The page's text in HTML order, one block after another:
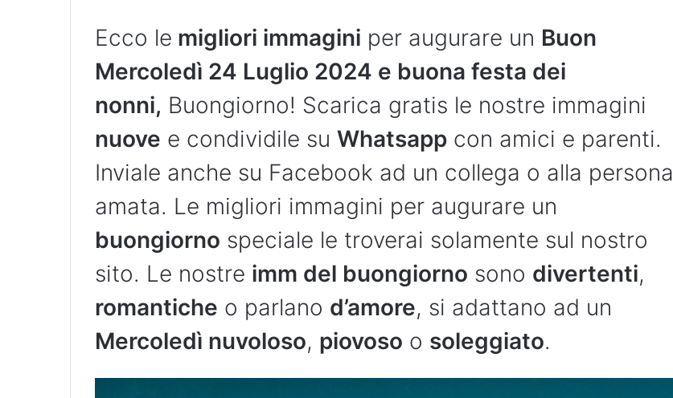
Ecco le migliori immagini per augurare un Buon
Mercoledì 24 Luglio 2024 e buona festa dei
nonni, Buongiorno! Scarica gratis le nostre immagini
nuove e condividile su Whatsapp con amici e parenti.
Inviale anche su Facebook ad un collega o alla persona
amata. Le migliori immagini per augurare un
buongiorno speciale le troverai solamente sul nostro
sito. Le nostre imm del buongiorno sono divertenti,
romantiche o parlano d’amore, si adattano ad un
Mercoledì nuvoloso, piovoso o soleggiato.